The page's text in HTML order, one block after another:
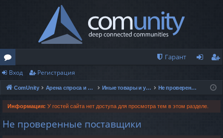
о
ру
м
ы
Гарант
ис
Вход Регистрация
ComUnity Арена спроса и предложений Иные товары и услуги Не проверенные поставщики
Информация: У гостей сайта нет доступа для просмотра тем в этом разделе.
Не проверенные поставщики